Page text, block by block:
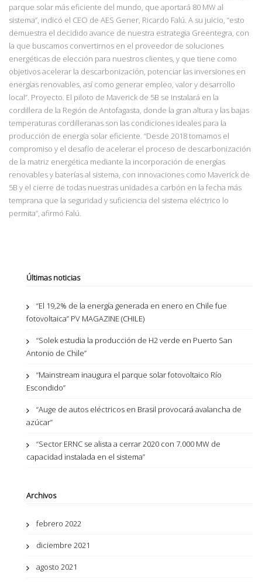
parque solar más eficiente del mundo, que aportará 80 MW al
sistema”, indicó el CEO de AES Gener, Ricardo Falú. A su juicio, “esto
demuestra el decidido avance de nuestra estrategia Greentegra, con
la que buscamos convertirnos en el proveedor de soluciones
energéticas de elección para nuestros clientes, y que tiene como
objetivos acelerar la descarbonización, potenciar las inversiones en
energías renovables, así como generar empleo, valor y desarrollo
local”. Proyecto. El piloto de Maverick de 5B se instalará en la
cordillera de la Región de Antofagasta, donde la gran altura y las bajas
temperaturas cordilleranas son las condiciones ideales para la
producción de energía solar eficiente. “Desde 2018 tomamos el
compromiso y el desafío de acelerar el proceso de descarbonización
de la matriz energética mediante la incorporación de energías
renovables y baterías al sistema, con innovaciones como Maverick de
5B y el cierre de todas nuestras unidades a carbón en la fecha más
temprana que la seguridad y suficiencia del sistema eléctrico lo
permita”, afirmó Falú.
Últimas noticias
“El 19,2% de la energía generada en enero en Chile fue
fotovoltaica” PV MAGAZINE (CHILE)
“Solek estudia la producción de H2 verde en Puerto San
Antonio de Chile”
“Mainstream inaugura el parque solar fotovoltaico Río
Escondido”
“Auge de autos eléctricos en Brasil provocará avalancha de
azúcar”
“Sector ERNC se alista a cerrar 2020 con 7.000 MW de
capacidad instalada en el sistema”
Archivos
febrero 2022
diciembre 2021
agosto 2021